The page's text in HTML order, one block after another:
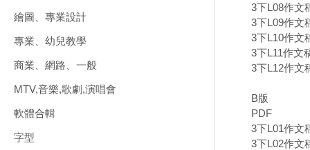
繪圖、專業設計
專業、幼兒教學
商業、網路、一般
MTV,音樂,歌劇,演唱會
軟體合輯
字型
3下L08作文
3下L09作文
3下L10作文
3下L11作文
3下L12作文
B版
PDF
3下L01作文
3下L02作文